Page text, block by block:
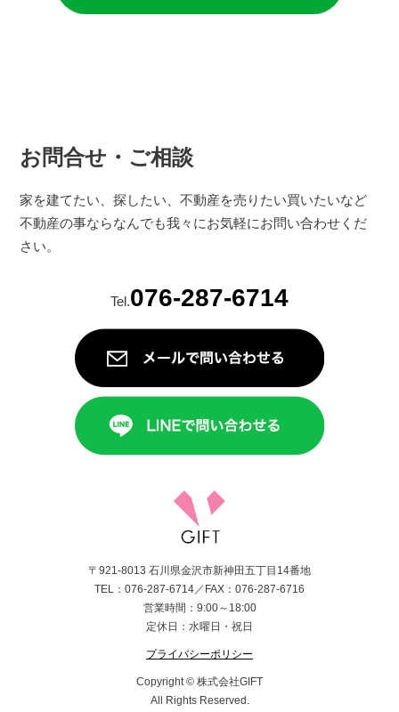
お問合せ・ご相談
家を建てたい、探したい、不動産を売りたい買いたいなど
不動産の事ならなんでも我々にお気軽にお問い合わせくだ
さい。
Tel.076-287-6714
〒921-8013 石川県金沢市新神田五丁目14番地
TEL：076-287-6714／FAX：076-287-6716
営業時間：9:00～18:00
定休日：水曜日・祝日
プライバシーポリシー
Copyright © 株式会社GIFT
All Rights Reserved.